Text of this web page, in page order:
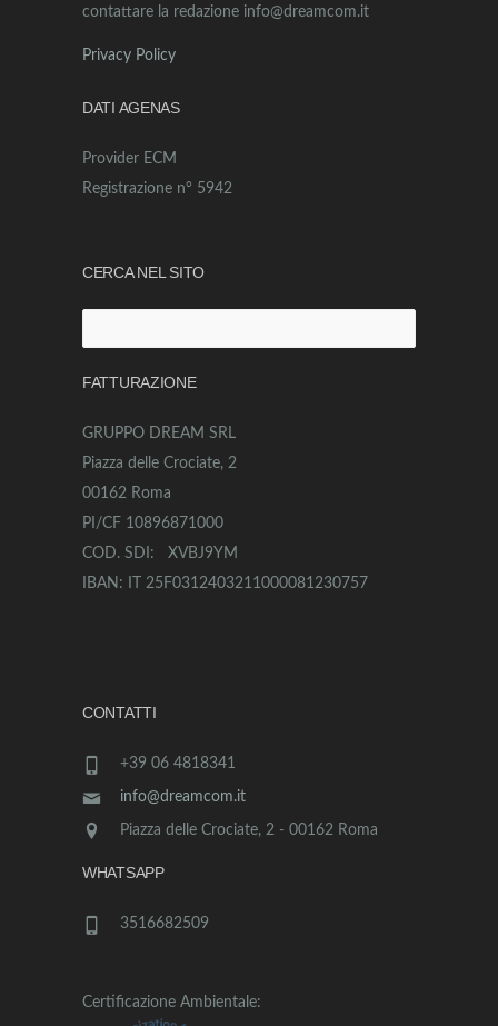
contattare la redazione info@dreamcom.it
Privacy Policy
DATI AGENAS
Provider ECM
Registrazione n° 5942
CERCA NEL SITO
per:
FATTURAZIONE
GRUPPO DREAM SRL
Piazza delle Crociate, 2
00162 Roma
PI/CF 10896871000
COD. SDI: XVBJ9YM
IBAN: IT 25F0312403211000081230757
CONTATTI
+39 06 4818341
info@dreamcom.it
Piazza delle Crociate, 2 - 00162 Roma
WHATSAPP
3516682509
Certificazione Ambientale: